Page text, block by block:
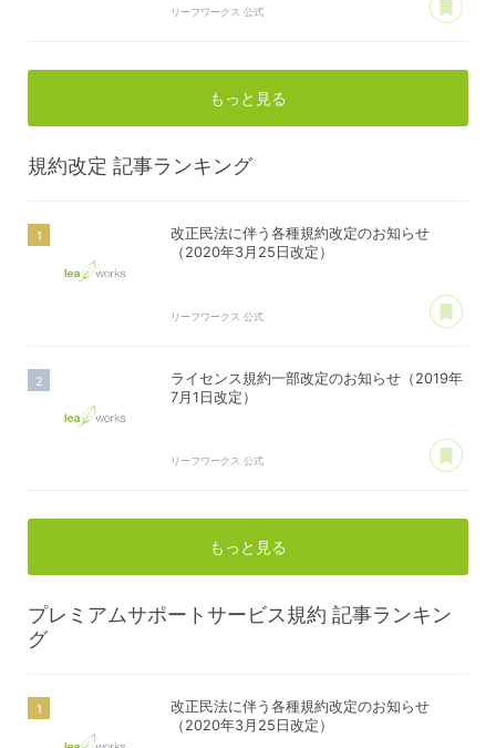
リーフワークス 公式
もっと見る
規約改定 記事ランキング
改正民法に伴う各種規約改定のお知らせ
（2020年3月25日改定）
リーフワークス 公式
ライセンス規約一部改定のお知らせ（2019年
7月1日改定）
リーフワークス 公式
もっと見る
プレミアムサポートサービス規約 記事ランキン
グ
改正民法に伴う各種規約改定のお知らせ
（2020年3月25日改定）